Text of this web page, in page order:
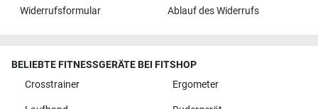
Widerrufsformular Ablauf des Widerrufs
BELIEBTE FITNESSGERÄTE BEI FITSHOP
Crosstrainer
Ergometer